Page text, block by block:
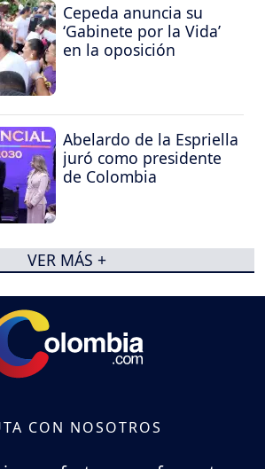
Cepeda anuncia su
‘Gabinete por la Vida’
en la oposición
Abelardo de la Espriella
juró como presidente
de Colombia
VER MÁS +
CON NOSOTROS